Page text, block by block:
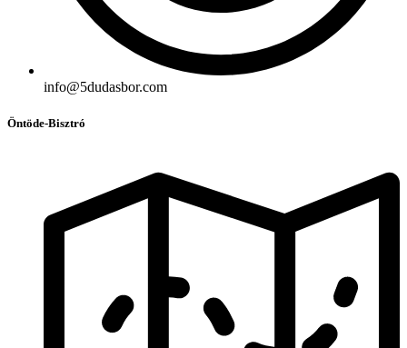
info@5dudasbor.com
Öntöde-Bisztró